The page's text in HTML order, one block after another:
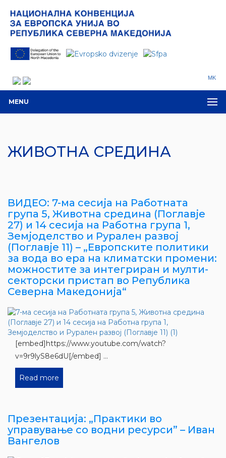
MK
MENU
ЖИВОТНА СРЕДИНА
ВИДЕО: 7-ма сесија на Работната
група 5, Животна средина (Поглавје
27) и 14 сесија на Работна група 1,
Земјоделство и Рурален развој
(Поглавје 11) – „Европските политики
за вода во ера на климатски промени:
можностите за интегриран и мулти-
секторски пристап во Република
Северна Македонија“
[embed]https://www.youtube.com/watch?
v=9r9lyS8e6dU[/embed] ...
Read more
Презентација: „Практики во
управување со водни ресурси” – Иван
Вангелов